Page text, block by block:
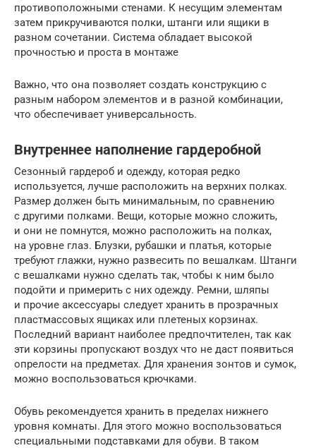
противоположными стенами. К несущим элементам
затем прикручиваются полки, штанги или ящики в
разном сочетании. Система обладает высокой
прочностью и проста в монтаже
Важно, что она позволяет создать конструкцию с
разным набором элементов и в разной комбинации,
что обеспечивает универсальность.
Внутреннее наполнение гардеробной
Сезонный гардероб и одежду, которая редко
используется, лучше расположить на верхних полках.
Размер должен быть минимальным, по сравнению
с другими полками. Вещи, которые можно сложить,
и они не помнутся, можно расположить на полках,
на уровне глаз. Блузки, рубашки и платья, которые
требуют глажки, нужно развесить по вешалкам. Штанги
с вешалками нужно сделать так, чтобы к ним было
подойти и примерить с них одежду. Ремни, шляпы
и прочие аксессуары следует хранить в прозрачных
пластмассовых ящиках или плетеных корзинах.
Последний вариант наиболее предпочтителен, так как
эти корзины пропускают воздух что не даст появиться
опрелости на предметах. Для хранения зонтов и сумок,
можно воспользоваться крючками.
Обувь рекомендуется хранить в пределах нижнего
уровня комнаты. Для этого можно воспользоваться
специальными подставками для обуви. В таком